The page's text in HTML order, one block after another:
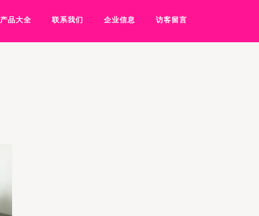
产品大全 联系我们 企业信息 访客留言